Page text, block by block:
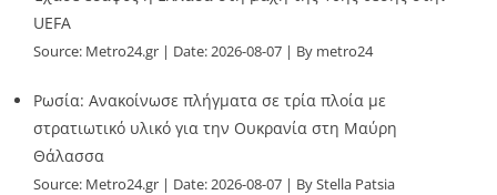
UEFA
Source: Metro24.gr Date: 2026-08-07 By metro24
Ρωσία: Ανακοίνωσε πλήγματα σε τρία πλοία με
στρατιωτικό υλικό για την Ουκρανία στη Μαύρη
Θάλασσα
Source: Metro24.gr Date: 2026-08-07 By Stella Patsia